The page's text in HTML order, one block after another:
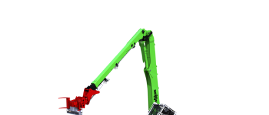
VAI ALLE MACCHINE